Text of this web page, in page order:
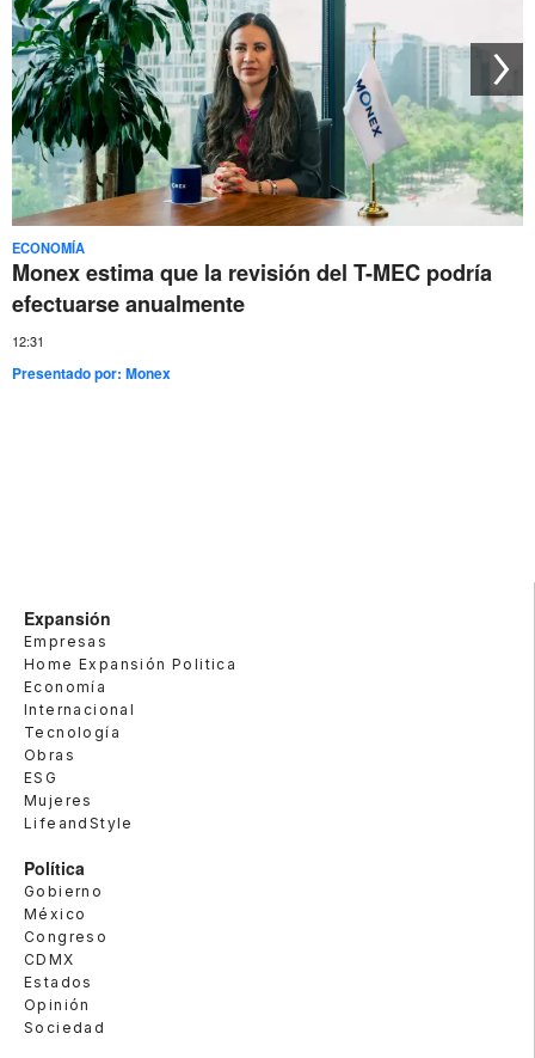
ECONOMÍA
Monex estima que la revisión del T-MEC podría
efectuarse anualmente
12:31
Presentado por:Monex
Expansión
Empresas
Home Expansión Politica
Economía
Internacional
Tecnología
Obras
ESG
Mujeres
LifeandStyle
Política
Gobierno
México
Congreso
CDMX
Estados
Opinión
Sociedad